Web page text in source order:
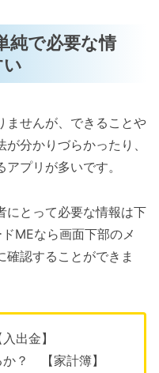
で必要な情
ませんが、できることや
分かりづらかったり、
プリが多いです。
にとって必要な情報は下
MEなら画面下部のメ
確認することができま
出金】
か？ 【家計簿】